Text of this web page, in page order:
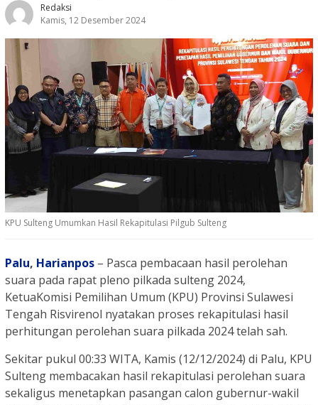
Redaksi
Kamis, 12 Desember 2024
KPU Sulteng Umumkan Hasil Rekapitulasi Pilgub Sulteng
Palu, Harianpos – Pasca pembacaan hasil perolehan
suara pada rapat pleno pilkada sulteng 2024,
KetuaKomisi Pemilihan Umum (KPU) Provinsi Sulawesi
Tengah Risvirenol nyatakan proses rekapitulasi hasil
perhitungan perolehan suara pilkada 2024 telah sah.
Sekitar pukul 00:33 WITA, Kamis (12/12/2024) di Palu, KPU
Sulteng membacakan hasil rekapitulasi perolehan suara
sekaligus menetapkan pasangan calon gubernur-wakil